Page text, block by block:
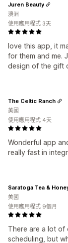
love this app, it
for them and me.
design of the gift
Juren Beauty
澳洲
使用應用程式 3天
Wonderful app
really fast in
The Celtic Ranch
美國
使用應用程式 4天
There are a lot
scheduling, but
Saratoga Tea &
美國
使用應用程式 9個月